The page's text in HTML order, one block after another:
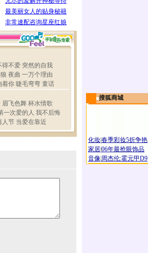
搜狐商城
化妆春季彩妆5折争艳
家居06年最抢眼饰品
音像 周杰伦:霍元甲D9